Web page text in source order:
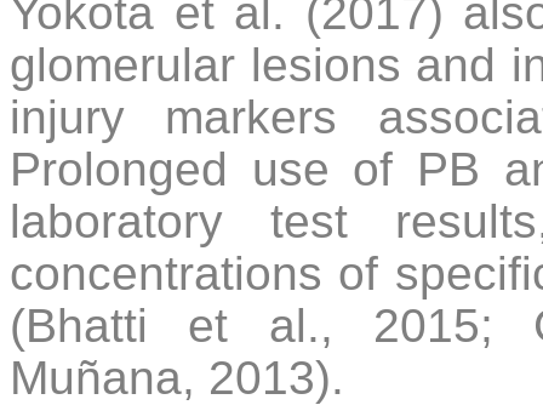
Yokota et al. (2017)
glomerular lesions and
injury markers
Prolonged use of PB
laboratory test
concentrations of
(Bhatti et al., 2015;
Muñana, 2013).